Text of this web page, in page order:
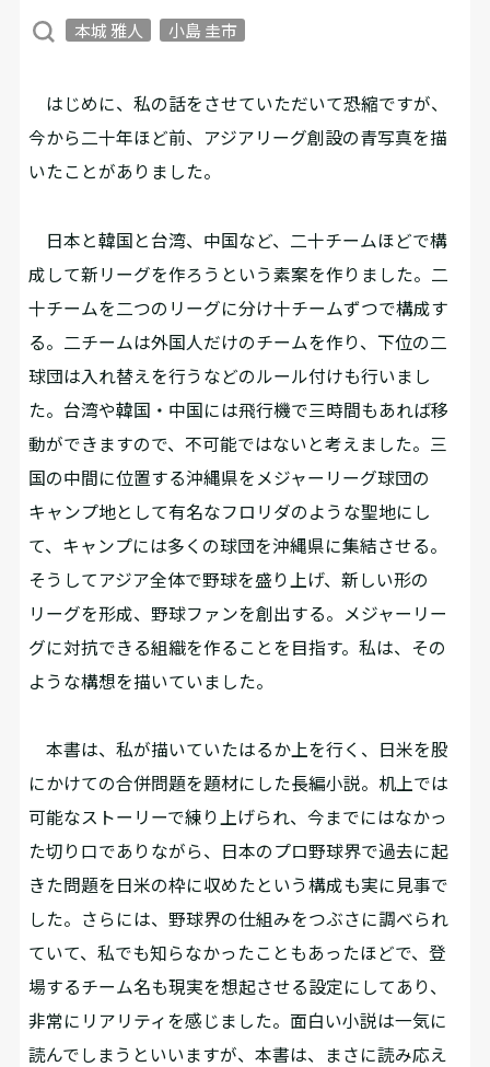
本城 雅人 小島 圭市
はじめに、私の話をさせていただいて恐縮ですが、
今から二十年ほど前、アジアリーグ創設の青写真を描
いたことがありました。
日本と韓国と台湾、中国など、二十チームほどで構
成して新リーグを作ろうという素案を作りました。二
十チームを二つのリーグに分け十チームずつで構成す
る。二チームは外国人だけのチームを作り、下位の二
球団は入れ替えを行うなどのルール付けも行いまし
た。台湾や韓国・中国には飛行機で三時間もあれば移
動ができますので、不可能ではないと考えました。三
国の中間に位置する沖縄県をメジャーリーグ球団の
キャンプ地として有名なフロリダのような聖地にし
て、キャンプには多くの球団を沖縄県に集結させる。
そうしてアジア全体で野球を盛り上げ、新しい形の
リーグを形成、野球ファンを創出する。メジャーリー
グに対抗できる組織を作ることを目指す。私は、その
ような構想を描いていました。
本書は、私が描いていたはるか上を行く、日米を股
にかけての合併問題を題材にした長編小説。机上では
可能なストーリーで練り上げられ、今までにはなかっ
た切り口でありながら、日本のプロ野球界で過去に起
きた問題を日米の枠に収めたという構成も実に見事で
した。さらには、野球界の仕組みをつぶさに調べられ
ていて、私でも知らなかったこともあったほどで、登
場するチーム名も現実を想起させる設定にしてあり、
非常にリアリティを感じました。面白い小説は一気に
読んでしまうといいますが、本書は、まさに読み応え